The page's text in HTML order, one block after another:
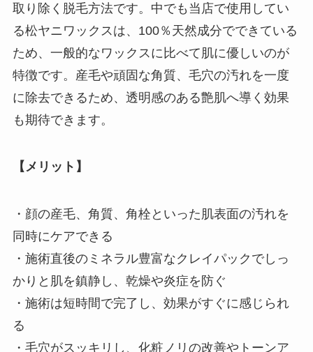
取り除く脱毛方法です。中でも当店で使用してい
る松ヤニワックスは、100％天然成分でできている
ため、一般的なワックスに比べて肌に優しいのが
特徴です。産毛や頑固な角質、毛穴の汚れを一度
に除去できるため、透明感のある艶肌へ導く効果
も期待できます。
【メリット】
・顔の産毛、角質、角栓といった肌表面の汚れを
同時にケアできる
・施術直後のミネラル豊富なクレイパックでしっ
かりと肌を鎮静し、乾燥や炎症を防ぐ
・施術は短時間で完了し、効果がすぐに感じられ
る
・毛穴がスッキリし、化粧ノリの改善やトーンア